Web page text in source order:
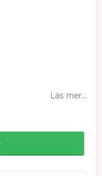
Läs mer...